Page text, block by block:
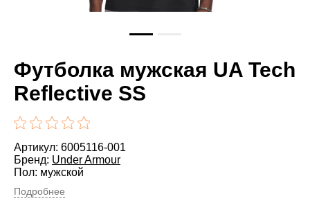
Футболка мужская UA Tech
Reflective SS
Артикул: 6005116-001
Бренд: Under Armour
Пол: мужской
Подробнее